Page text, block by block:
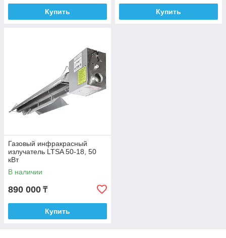
Купить Купить
Газовый инфракрасный
излучатель LTSA 50-18, 50
кВт
В наличии
890 000 ₸
Купить